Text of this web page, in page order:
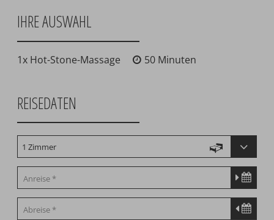
IHRE AUSWAHL
1x Hot-Stone-Massage 50 Minuten
REISEDATEN